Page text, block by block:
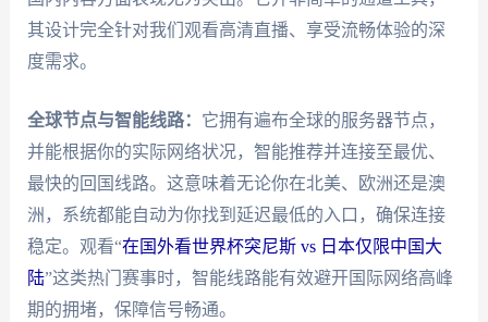
其设计完全针对我们观看高清直播、享受流畅体验的深
度需求。
全球节点与智能线路： 它拥有遍布全球的服务器节点，
并能根据你的实际网络状况，智能推荐并连接至最优、
最快的回国线路。这意味着无论你在北美、欧洲还是澳
洲，系统都能自动为你找到延迟最低的入口，确保连接
稳定。观看“在国外看世界杯突尼斯 vs 日本仅限中国大
陆”这类热门赛事时，智能线路能有效避开国际网络高峰
期的拥堵，保障信号畅通。